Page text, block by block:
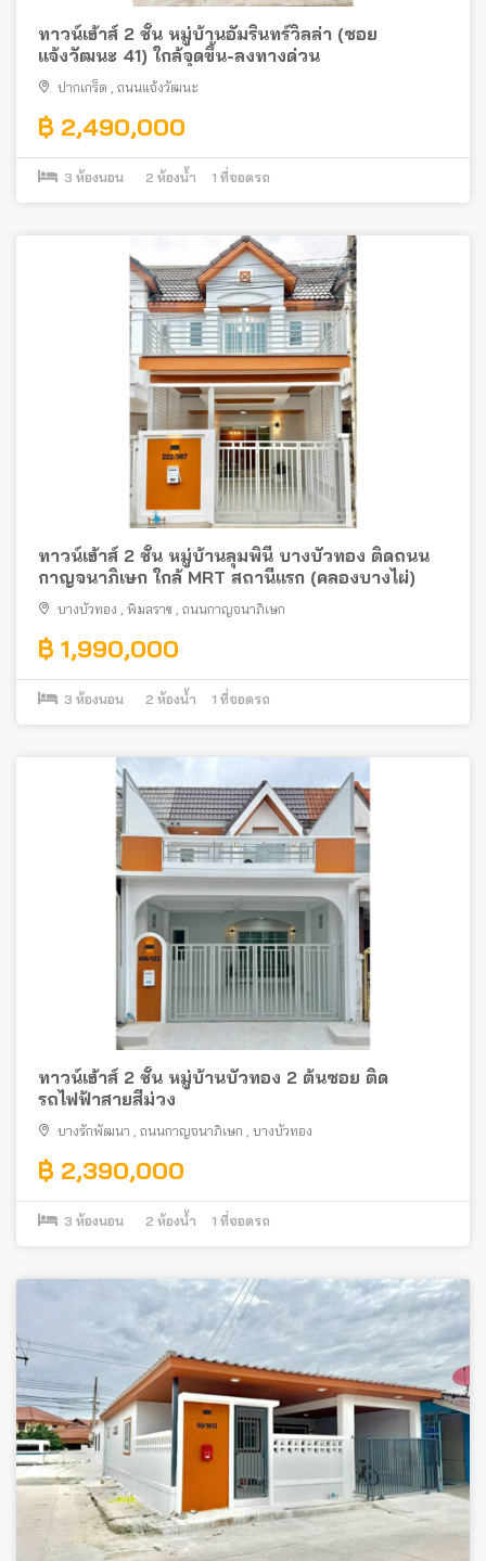
ทาวน์เฮ้าส์ 2 ชั้น หมู่บ้านอัมรินทร์วิลล่า (ซอย
แจ้งวัฒนะ 41) ใกล้จุดขึ้น-ลงทางด่วน
ปากเกร็ด ถนนแจ้งวัฒนะ
฿ 2,490,000
3 ห้องนอน 2 ห้องน้ำ 1 ที่จอดรถ
ทาวน์เฮ้าส์ 2 ชั้น หมู่บ้านลุมพินี บางบัวทอง ติดถนน
กาญจนาภิเษก ใกล้ MRT สถานีแรก (คลองบางไผ่)
บางบัวทอง พิมลราช ถนนกาญจนาภิเษก
฿ 1,990,000
3 ห้องนอน 2 ห้องน้ำ 1 ที่จอดรถ
ทาวน์เฮ้าส์ 2 ชั้น หมู่บ้านบัวทอง 2 ต้นซอย ติด
รถไฟฟ้าสายสีม่วง
บางรักพัฒนา ถนนกาญจนาภิเษก บางบัวทอง
฿ 2,390,000
3 ห้องนอน 2 ห้องน้ำ 1 ที่จอดรถ